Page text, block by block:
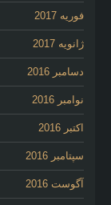
فوریه 2017
ژانویه 2017
دسامبر 2016
نوامبر 2016
اکتبر 2016
سپتامبر 2016
آگوست 2016